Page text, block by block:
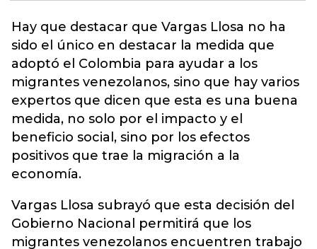
Hay que destacar que Vargas Llosa no ha
sido el único en destacar la medida que
adoptó el Colombia para ayudar a los
migrantes venezolanos, sino que hay varios
expertos que dicen que esta es una buena
medida, no solo por el impacto y el
beneficio social, sino por los efectos
positivos que trae la migración a la
economía.
Vargas Llosa subrayó que esta decisión del
Gobierno Nacional permitirá que los
migrantes venezolanos encuentren trabajo